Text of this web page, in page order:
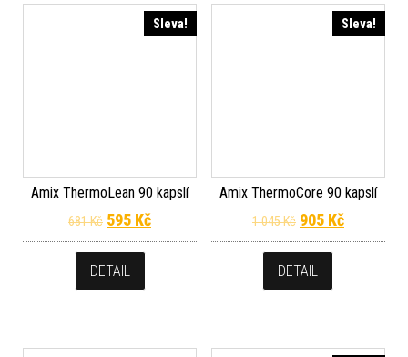
Sleva!
Amix ThermoLean 90 kapslí
681Kč Původní cena byla: 681 Kč.
595 KčAktuální cena je: 595 Kč.
DETAIL
Sleva!
Amix ThermoCore 90 kapslí
1 045Kč Původní cena
905 KčAktuální
DETAIL